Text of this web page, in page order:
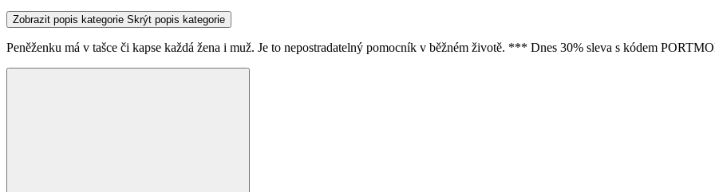
Zobrazit popis kategorie Skrýt popis kategorie
Peněženku má v tašce či kapse každá žena i muž. Je to nepostradatelný pomocník v běžném životě. *** Dnes 30% sleva s kódem